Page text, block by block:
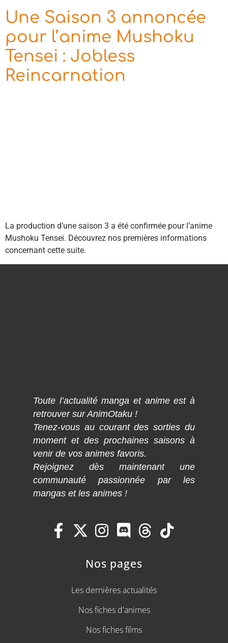
Une Saison 3 annoncée
pour l’anime Mushoku
Tensei : Jobless
Reincarnation
La production d’une saison 3 a été confirmée pour l’anime
Mushoku Tensei. Découvrez nos premières informations
concernant cette suite.
Toute l’actualité manga et anime est à
retrouver sur AnimOtaku !
Tenez-vous au courant des sorties du
moment et des prochaines saisons à
venir de vos animes favoris.
Rejoignez dès maintenant une
communauté passionnée par les
mangas et les animes !
Nos pages
Les dernières actualités
Nos fiches d'animes
Nos fiches films